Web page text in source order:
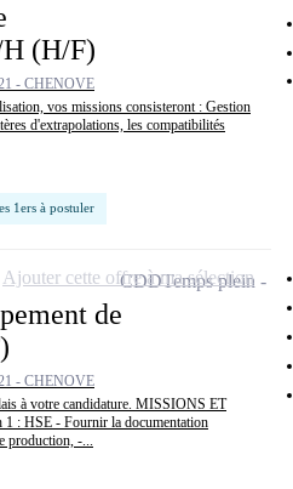
(H/F)
- CHENOVE
vos missions consisteront : Gestion
d'extrapolations, les compatibilités
1ers à postuler
de
- CHENOVE
à votre candidature. MISSIONS ET
: HSE - Fournir la documentation
production, -...
CDDTemps plein
Ajouter cette offre à ma sélection